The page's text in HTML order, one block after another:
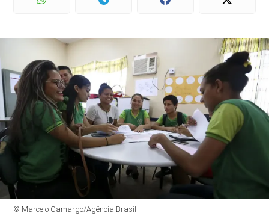
© Marcelo Camargo/Agência Brasil